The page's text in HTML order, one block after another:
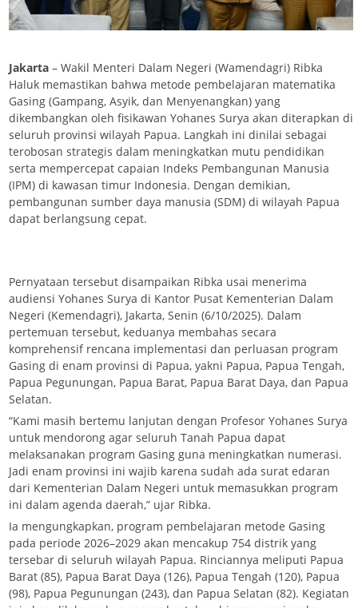
Jakarta – Wakil Menteri Dalam Negeri (Wamendagri) Ribka
Haluk memastikan bahwa metode pembelajaran matematika
Gasing (Gampang, Asyik, dan Menyenangkan) yang
dikembangkan oleh fisikawan Yohanes Surya akan diterapkan di
seluruh provinsi wilayah Papua. Langkah ini dinilai sebagai
terobosan strategis dalam meningkatkan mutu pendidikan
serta mempercepat capaian Indeks Pembangunan Manusia
(IPM) di kawasan timur Indonesia. Dengan demikian,
pembangunan sumber daya manusia (SDM) di wilayah Papua
dapat berlangsung cepat.
Pernyataan tersebut disampaikan Ribka usai menerima
audiensi Yohanes Surya di Kantor Pusat Kementerian Dalam
Negeri (Kemendagri), Jakarta, Senin (6/10/2025). Dalam
pertemuan tersebut, keduanya membahas secara
komprehensif rencana implementasi dan perluasan program
Gasing di enam provinsi di Papua, yakni Papua, Papua Tengah,
Papua Pegunungan, Papua Barat, Papua Barat Daya, dan Papua
Selatan.
“Kami masih bertemu lanjutan dengan Profesor Yohanes Surya
untuk mendorong agar seluruh Tanah Papua dapat
melaksanakan program Gasing guna meningkatkan numerasi.
Jadi enam provinsi ini wajib karena sudah ada surat edaran
dari Kementerian Dalam Negeri untuk memasukkan program
ini dalam agenda daerah,” ujar Ribka.
Ia mengungkapkan, program pembelajaran metode Gasing
pada periode 2026–2029 akan mencakup 754 distrik yang
tersebar di seluruh wilayah Papua. Rinciannya meliputi Papua
Barat (85), Papua Barat Daya (126), Papua Tengah (120), Papua
(98), Papua Pegunungan (243), dan Papua Selatan (82). Kegiatan